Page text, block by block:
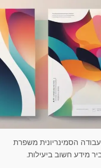
הסמינריונית משפרת
מידע חשוב ביעילות.